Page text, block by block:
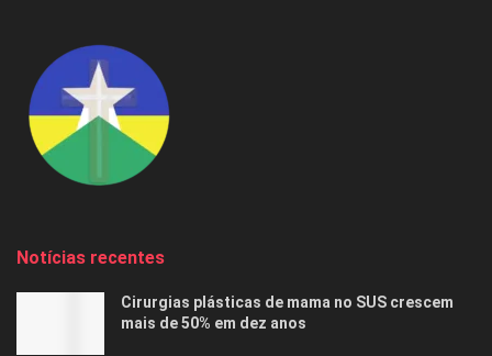
Notícias recentes
Cirurgias plásticas de mama no SUS crescem
mais de 50% em dez anos